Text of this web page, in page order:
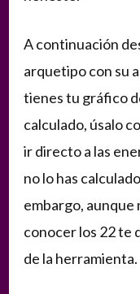
A continuación
arquetipo con su
tienes tu gráfico
calculado, úsalo
ir directo a las
no lo has
embargo,
conocer los 22 te
de la herramienta.